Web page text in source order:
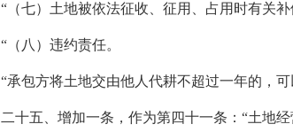
“（七）土地被依法征收、征用、占用时有关补
“（八）违约责任。
“承包方将土地交由他人代耕不超过一年的，
二十五、增加一条，作为第四十一条：“土地